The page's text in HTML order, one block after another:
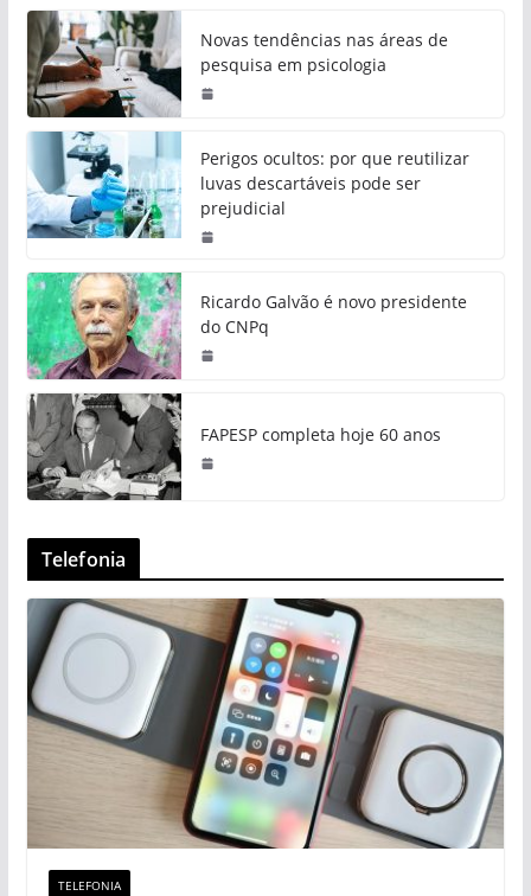
Novas tendências nas áreas de
pesquisa em psicologia
Perigos ocultos: por que reutilizar
luvas descartáveis pode ser
prejudicial
Ricardo Galvão é novo presidente
do CNPq
FAPESP completa hoje 60 anos
Telefonia
TELEFONIA